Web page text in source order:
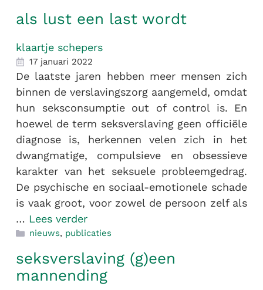
als lust een last wordt
klaartje schepers
17 januari 2022
De laatste jaren hebben meer mensen zich
binnen de verslavingszorg aangemeld, omdat
hun seksconsumptie out of control is. En
hoewel de term seksverslaving geen officiële
diagnose is, herkennen velen zich in het
dwangmatige, compulsieve en obsessieve
karakter van het seksuele probleemgedrag.
De psychische en sociaal-emotionele schade
is vaak groot, voor zowel de persoon zelf als
… Lees verder
nieuws, publicaties
seksverslaving (g)een
mannending